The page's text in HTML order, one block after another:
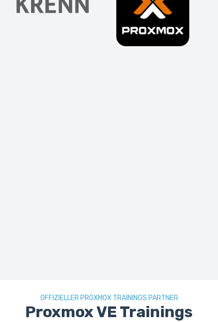
OFFIZIELLER PROXMOX TRAININGS PARTNER
Proxmox VE Trainings